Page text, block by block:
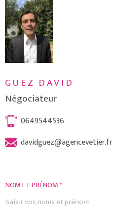
GUEZ DAVID
Négociateur
0649544536
davidguez@agencevetier.fr
NOM ET PRÉNOM *